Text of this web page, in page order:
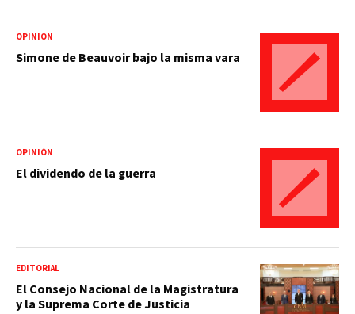
OPINIÓN
Simone de Beauvoir bajo la misma vara
OPINIÓN
El dividendo de la guerra
EDITORIAL
El Consejo Nacional de la Magistratura
y la Suprema Corte de Justicia